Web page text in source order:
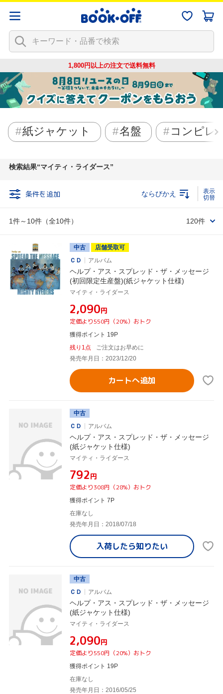
1,800円以上の注文で送料無料
紙ジャケット 名盤 コンピレ
検索結果 マイティ・ライダース
条件を追加
1件～10件（全10件）
ならびかえ
120件
中古
店舗受取可
ＣＤ
アルバム
ヘルプ・アス・スプレッド・ザ・メッセージ
(初回限定生産盤)(紙ジャケット仕様)
マイティ・ライダース
¥2,090円
定価より550円（20%）おトク
獲得ポイント 19P
残り1点
ご注文はお早めに
発売年月日：2023/12/20
カートへ追加
中古
ＣＤ
アルバム
ヘルプ・アス・スプレッド・ザ・メッセージ
(紙ジャケット仕様)
マイティ・ライダース
¥792円
定価より308円（28%）おトク
獲得ポイント 7P
在庫なし
発売年月日：2018/07/18
入荷したら知りたい
中古
ＣＤ
アルバム
ヘルプ・アス・スプレッド・ザ・メッセージ
(紙ジャケット仕様)
マイティ・ライダース
¥2,090円
定価より550円（20%）おトク
獲得ポイント 19P
在庫なし
発売年月日：2016/05/25